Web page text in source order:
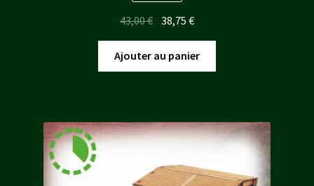
43,00€ Le
initial
était :
38,75€Le
actuel
est :
Ajouter au panier